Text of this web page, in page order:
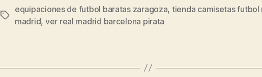
Etiquetas
equipaciones de futbol baratas zaragoza, tienda camisetas futbol
madrid, ver real madrid barcelona pirata